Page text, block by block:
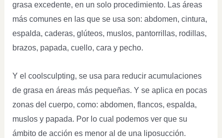
grasa excedente, en un solo procedimiento. Las áreas
más comunes en las que se usa son: abdomen, cintura,
espalda, caderas, glúteos, muslos, pantorrillas, rodillas,
brazos, papada, cuello, cara y pecho.
Y el coolsculpting, se usa para reducir acumulaciones
de grasa en áreas más pequeñas. Y se aplica en pocas
zonas del cuerpo, como: abdomen, flancos, espalda,
muslos y papada. Por lo cual podemos ver que su
ámbito de acción es menor al de una liposucción.